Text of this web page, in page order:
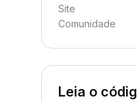
Site
Comunidade
Leia o